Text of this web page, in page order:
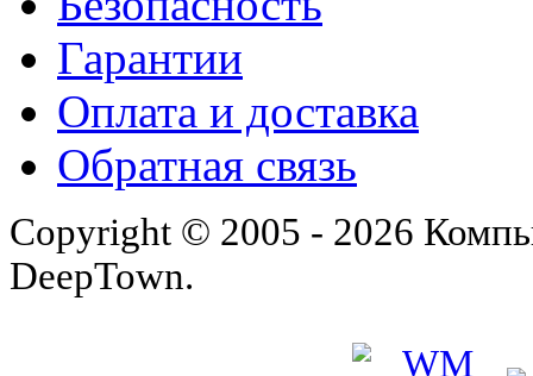
Гарантии
Оплата и доставка
Обратная связь
Copyright © 2005 - 2026
DeepTown.